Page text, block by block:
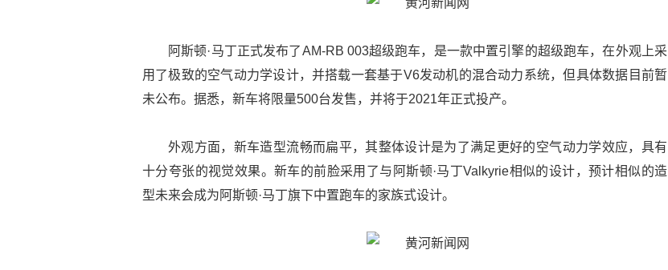
阿斯顿·马丁正式发布了AM-RB 003超级跑车，是一款中置引擎的超级跑车，在外观上采
用了极致的空气动力学设计，并搭载一套基于V6发动机的混合动力系统，但具体数据目前暂
未公布。据悉，新车将限量500台发售，并将于2021年正式投产。
外观方面，新车造型流畅而扁平，其整体设计是为了满足更好的空气动力学效应，具有
十分夸张的视觉效果。新车的前脸采用了与阿斯顿·马丁Valkyrie相似的设计，预计相似的造
型未来会成为阿斯顿·马丁旗下中置跑车的家族式设计。